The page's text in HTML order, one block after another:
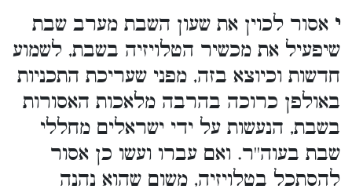
י אסור לכוין את שעון השבת מערב שבת
שיפעיל את מכשיר הטלויזיה בשבת, לשמוע
חדשות וכיוצא בזה, מפני שעריכת התכניות
באולפן כרוכה בהרבה מלאכות האסורות
בשבת, הנעשות על ידי ישראלים מחללי
שבת בעוה''ר. ואם עברו ועשו כן אסור
להסתכל בטלויזיה, משום שהוא נהנה